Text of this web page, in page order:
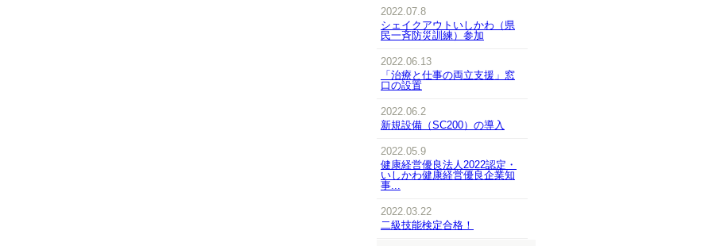
2022.07.8
シェイクアウトいしかわ（県
民一斉防災訓練）参加
2022.06.13
「治療と仕事の両立支援」窓
口の設置
2022.06.2
新規設備（SC200）の導入
2022.05.9
健康経営優良法人2022認定・
いしかわ健康経営優良企業知
事...
2022.03.22
二級技能検定合格！